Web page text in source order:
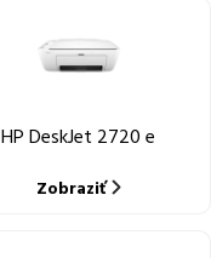
HP DeskJet 2720 e
Zobraziť